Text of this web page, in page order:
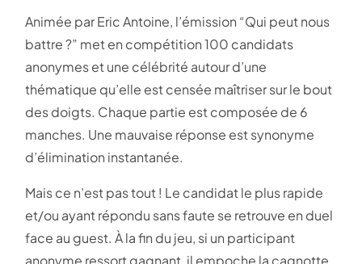
Animée par Eric Antoine, l’émission “Qui peut nous
battre ?” met en compétition 100 candidats
anonymes et une célébrité autour d’une
thématique qu’elle est censée maîtriser sur le bout
des doigts. Chaque partie est composée de 6
manches. Une mauvaise réponse est synonyme
d’élimination instantanée.
Mais ce n’est pas tout ! Le candidat le plus rapide
et/ou ayant répondu sans faute se retrouve en duel
face au guest. À la fin du jeu, si un participant
anonyme ressort gagnant, il empoche la cagnotte.